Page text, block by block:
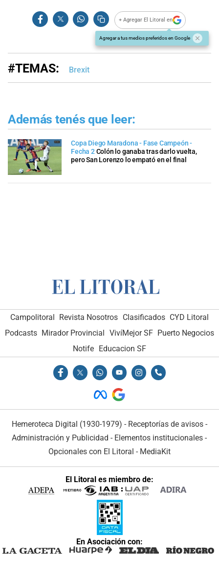
+ Agregar El Litoral en
Agregar a tus medios preferidos en Google
#TEMAS: Brexit
Además tenés que leer:
Copa Diego Maradona - Fase Campeón -
Fecha 2Colón lo ganaba tras darlo vuelta,
pero San Lorenzo lo empató en el final
Campolitoral Revista Nosotros Clasificados CYD Litoral
Podcasts Mirador Provincial VivíMejor SF Puerto Negocios
Notife
Educacion SF
Hemeroteca Digital (1930-1979) - Receptorías de avisos -
Administración y Publicidad - Elementos institucionales -
Opcionales con El Litoral - MediaKit
El Litoral es miembro de:
En Asociación con: